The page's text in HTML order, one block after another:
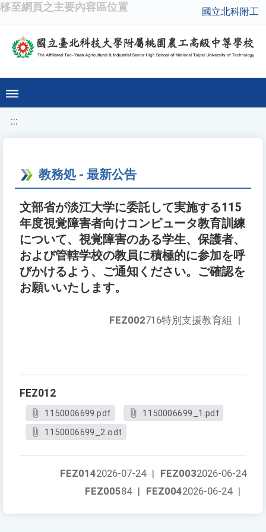
移至網頁之主要內容區位置 國立北科附工
:::
教務処 - 最新公告
文部省が淡江大学に委託して実施する115
年度視覚障害者向けコンピュータ教育訓練
について、視覚障害のある学生、保護者、
および管轄学校の教員に積極的に参加を呼
びかけるよう、ご通知ください。ご確認を
お願いいたします。
FEZ002716特別支援教育組 |
FEZ012
1150006699.pdf
1150006699_1.pdf
1150006699_2.odt
FEZ0032026-06-24
FEZ0142026-07-24 |
FEZ0042026-06-24 |
FEZ00584 |